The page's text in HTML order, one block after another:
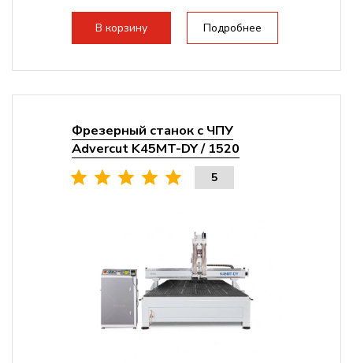
Мощность инвертора:
10500 Вт
В корзину Подробнее
Фрезерный станок с ЧПУ
Advercut K45MT-DY / 1520
5